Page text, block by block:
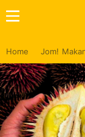
Home Jom!